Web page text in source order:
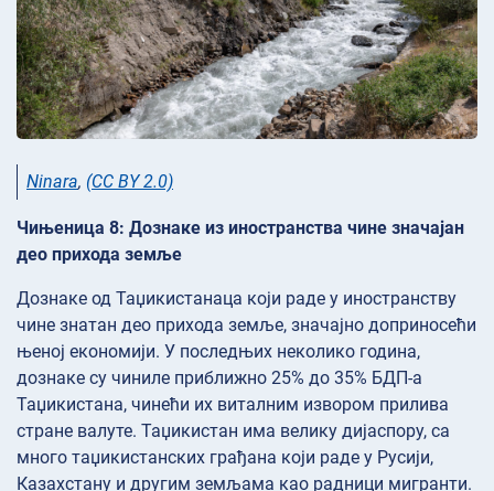
Ninara, (CC BY 2.0)
Чињеница 8: Дознаке из иностранства чине значајан
део прихода земље
Дознаке од Таџикистанаца који раде у иностранству
чине знатан део прихода земље, значајно доприносећи
њеној економији. У последњих неколико година,
дознаке су чиниле приближно 25% до 35% БДП-а
Таџикистана, чинећи их виталним извором прилива
стране валуте. Таџикистан има велику дијаспору, са
много таџикистанских грађана који раде у Русији,
Казахстану и другим земљама као радници мигранти.